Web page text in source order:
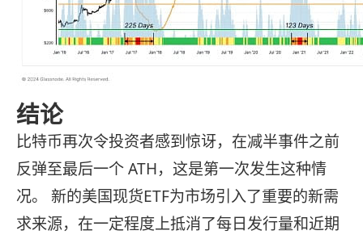
结论
比特币再次令投资者感到惊讶，在减半事件之前
反弹至最后一个 ATH，这是第一次发生这种情
况。 新的美国现货ETF为市场引入了重要的新需
求来源，在一定程度上抵消了每日发行量和近期